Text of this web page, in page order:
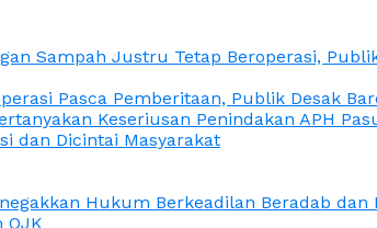
Sampah Justru Tetap Beroperasi,
Pasca Pemberitaan, Publik Desak
Keseriusan Penindakan APH
dan Dicintai Masyarakat
Hukum Berkeadilan Beradab
OJK